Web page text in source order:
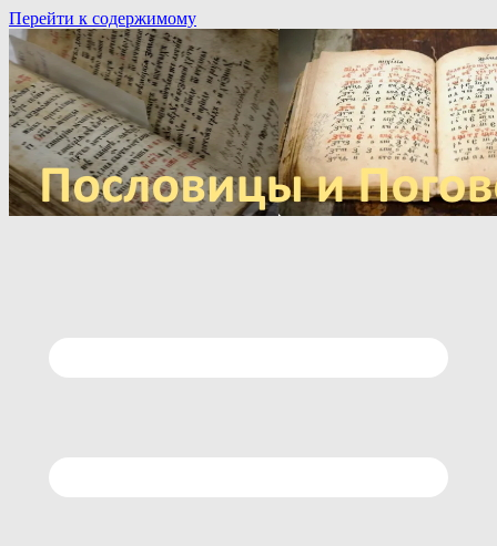
Перейти к содержимому